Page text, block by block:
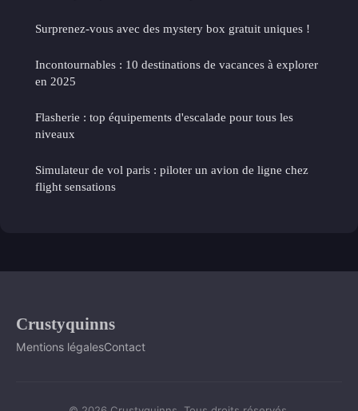
Surprenez-vous avec des mystery box gratuit uniques !
Incontournables : 10 destinations de vacances à explorer
en 2025
Flasherie : top équipements d'escalade pour tous les
niveaux
Simulateur de vol paris : piloter un avion de ligne chez
flight sensations
Crustyquinns
Mentions légalesContact